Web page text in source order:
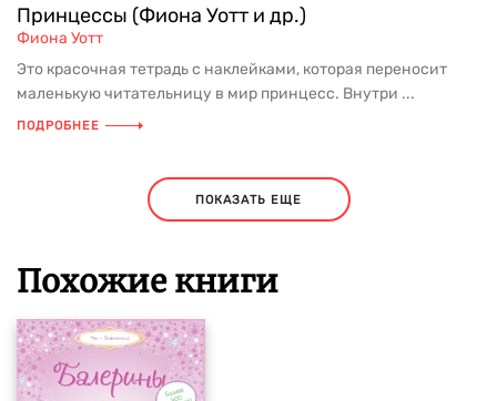
Принцессы (Фиона Уотт и др.)
Фиона Уотт
Это красочная тетрадь с наклейками, которая переносит
маленькую читательницу в мир принцесс. Внутри ...
ПОДРОБНЕЕ
ПОКАЗАТЬ ЕЩЕ
Похожие книги